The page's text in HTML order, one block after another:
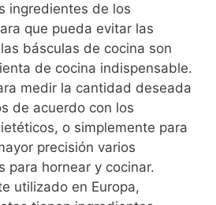
ingredientes de los
que pueda evitar las
básculas de cocina son
de cocina indispensable.
medir la cantidad deseada
de acuerdo con los
o simplemente para
precisión varios
para hornear y cocinar.
utilizado en Europa,